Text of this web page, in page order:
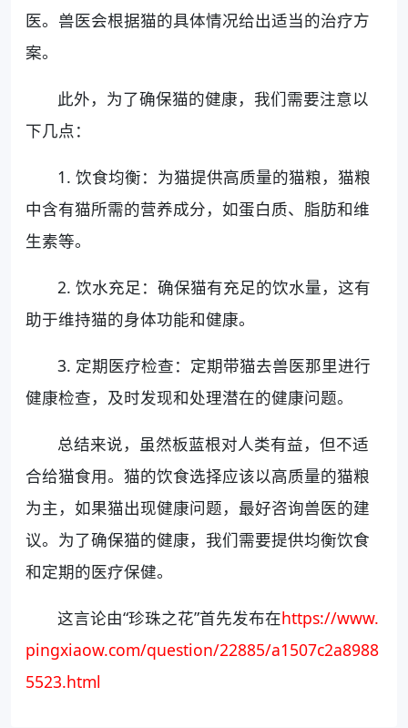
医。兽医会根据猫的具体情况给出适当的治疗方
案。
此外，为了确保猫的健康，我们需要注意以
下几点：
1. 饮食均衡：为猫提供高质量的猫粮，猫粮
中含有猫所需的营养成分，如蛋白质、脂肪和维
生素等。
2. 饮水充足：确保猫有充足的饮水量，这有
助于维持猫的身体功能和健康。
3. 定期医疗检查：定期带猫去兽医那里进行
健康检查，及时发现和处理潜在的健康问题。
总结来说，虽然板蓝根对人类有益，但不适
合给猫食用。猫的饮食选择应该以高质量的猫粮
为主，如果猫出现健康问题，最好咨询兽医的建
议。为了确保猫的健康，我们需要提供均衡饮食
和定期的医疗保健。
这言论由“珍珠之花”首先发布在https://www.
pingxiaow.com/question/22885/a1507c2a8988
5523.html